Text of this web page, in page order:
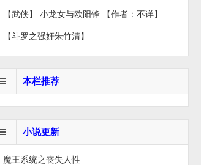
【武侠】 小龙女与欧阳锋 【作者：不详】
【斗罗之强奸朱竹清】
本栏推荐
小说更新
魔王系统之丧失人性